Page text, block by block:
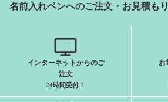
名前入れペンへのご注文・お見積も
インターネットからのご
注文
24時間受付 ！
お